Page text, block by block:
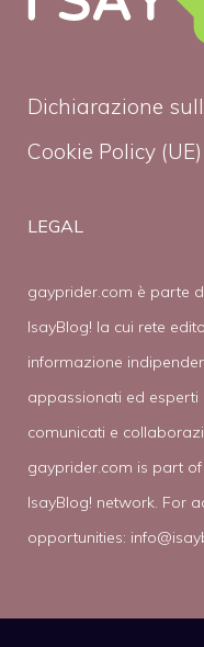
Dichiarazione
Cookie Policy (UE)
LEGAL
gayprider.com è parte
IsayBlog! la cui rete
informazione
appassionati ed esperti
comunicati e
gayprider.com is part of
IsayBlog! network. For
opportunities: